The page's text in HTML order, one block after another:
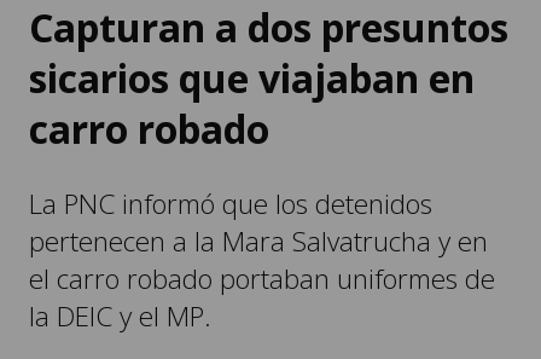
Capturan a dos presuntos
sicarios que viajaban en
carro robado
La PNC informó que los detenidos
pertenecen a la Mara Salvatrucha y en
el carro robado portaban uniformes de
la DEIC y el MP.